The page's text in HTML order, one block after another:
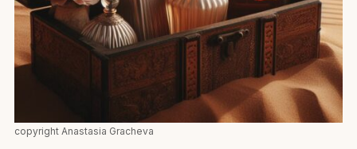
copyright Anastasia Gracheva